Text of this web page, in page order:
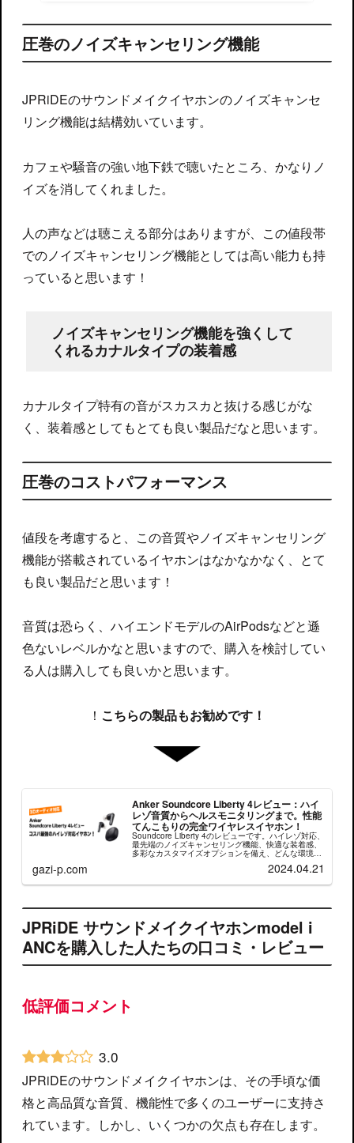
圧巻のノイズキャンセリング機能
JPRiDEのサウンドメイクイヤホンのノイズキャンセ
リング機能は結構効いています。
カフェや騒音の強い地下鉄で聴いたところ、かなりノ
イズを消してくれました。
人の声などは聴こえる部分はありますが、この値段帯
でのノイズキャンセリング機能としては高い能力も持
っていると思います！
ノイズキャンセリング機能を強くして
くれるカナルタイプの装着感
カナルタイプ特有の音がスカスカと抜ける感じがな
く、装着感としてもとても良い製品だなと思います。
圧巻のコストパフォーマンス
値段を考慮すると、この音質やノイズキャンセリング
機能が搭載されているイヤホンはなかなかなく、とて
も良い製品だと思います！
音質は恐らく、ハイエンドモデルのAirPodsなどと遜
色ないレベルかなと思いますので、購入を検討してい
る人は購入しても良いかと思います。
！ こちらの製品もお勧めです！
Anker Soundcore Liberty 4レビュー：ハイ
レゾ音質からヘルスモニタリングまで。性能
てんこもりの完全ワイヤレスイヤホン！
Soundcore Liberty 4のレビューです。ハイレゾ対応、
最先端のノイズキャンセリング機能、快適な装着感、
多彩なカスタマイズオプションを備え、どんな環境で
も最高の音質を提供します。詳細な機能とユーザー体
gazi-p.com 2024.04.21
JPRiDE サウンドメイクイヤホンmodel i
ANCを購入した人たちの口コミ・レビュー
低評価コメント
3.0
JPRiDEのサウンドメイクイヤホンは、その手頃な価
格と高品質な音質、機能性で多くのユーザーに支持さ
れています。しかし、いくつかの欠点も存在します。